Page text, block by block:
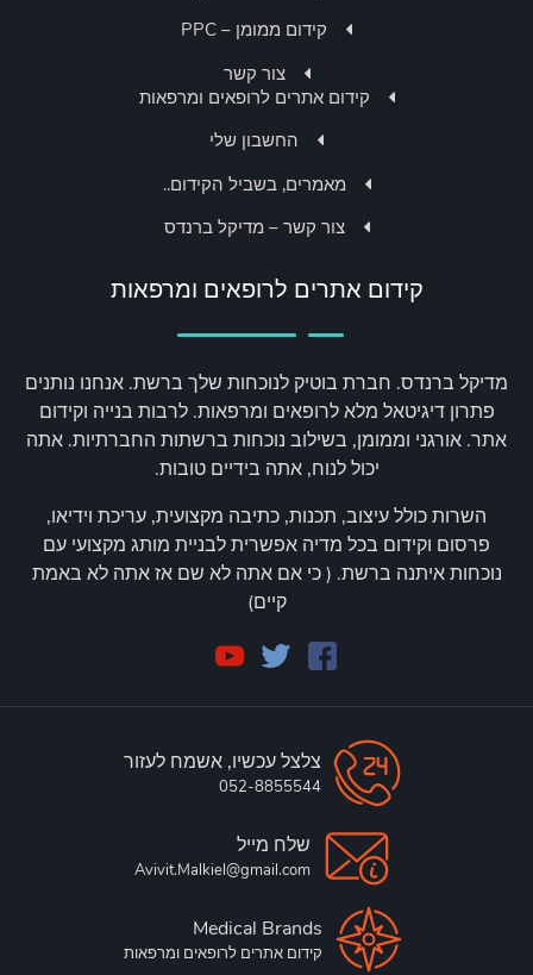
קידום אתרים לרופאים ומרפאות
מדיקל ברנדס. חברת בוטיק לנוכחות שלך ברשת. אנחנו נותנים
פתרון דיגיטאל מלא לרופאים ומרפאות. לרבות בנייה וקידום
אתר. אורגני וממומן, בשילוב נוכחות ברשתות החברתיות. אתה
יכול לנוח, אתה בידיים טובות.
השרות כולל עיצוב, תכנות, כתיבה מקצועית, עריכת וידיאו,
פרסום וקידום בכל מדיה אפשרית לבניית מותג מקצועי עם
נוכחות איתנה ברשת. ( כי אם אתה לא שם אז אתה לא באמת
קיים)
קידום ממומן – PPC
צור קשר
קידום אתרים לרופאים ומרפאות
החשבון שלי
מאמרים, בשביל הקידום..
צור קשר – מדיקל ברנדס
צלצל עכשיו, אשמח לעזור
052-8855544
שלח מייל
Avivit.Malkiel@gmail.com
Medical Brands
קידום אתרים לרופאים ומרפאות